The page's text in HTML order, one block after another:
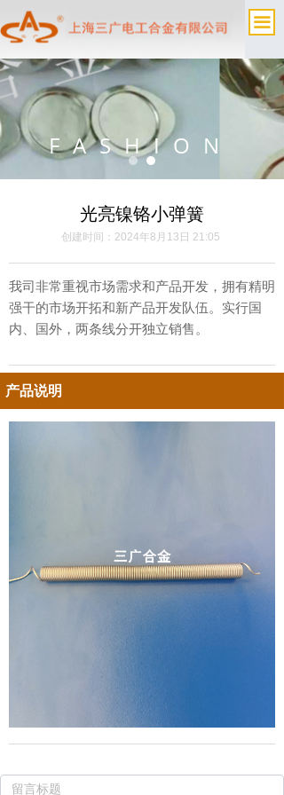
끀
光亮镍铬小弹簧
创建时间： 2024年8月13日 21:05
我司非常重视市场需求和产品开发，拥有精明
强干的市场开拓和新产品开发队伍。实行国
内、国外，两条线分开独立销售。
FASHION
产品说明